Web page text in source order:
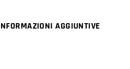
AGGIUNTIVE